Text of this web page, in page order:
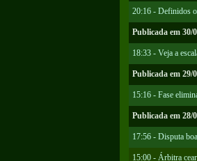
20:16 - Definidos
Publicada em 30/
18:33 - Veja a
Publicada em 29/
15:16 - Fase
Publicada em 28/
17:56 - Disputa
15:00 - Árbitra